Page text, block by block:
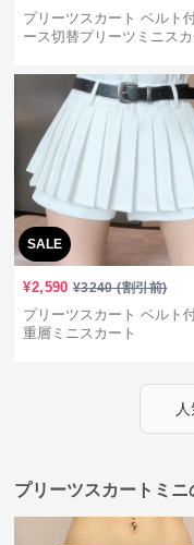
プリーツスカート ベルト
ース切替プリーツミニスカ
SALE
¥2,590 ¥3240(割引前)
プリーツスカート ベルト
重層ミニスカート
プリーツスカートミ